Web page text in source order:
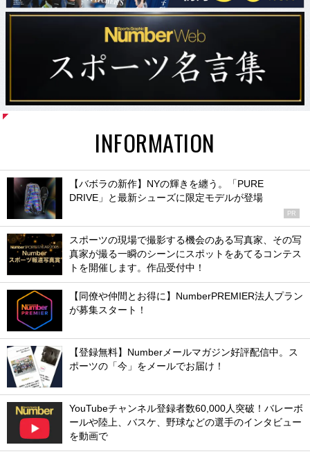
INFORMATION
【バボラの新作】NYの輝きを纏う。「PURE
DRIVE」と最新シューズに限定モデルが登場
PR
スポーツの現場で撮影する機会のある写真家、その写
真家が撮る一瞬のシーンにスポットをあてるコンテス
トを開催します。作品受付中！
【同僚や仲間とお得に】NumberPREMIER法人プラン
が募集スタート！
【登録無料】Numberメールマガジン好評配信中。ス
ポーツの「今」をメールでお届け！
YouTubeチャンネル登録者数60,000人突破！バレーボ
ールや陸上、バスケ、野球などの選手のインタビュー
を動画で